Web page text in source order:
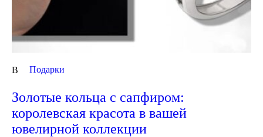
В Подарки
Золотые кольца с сапфиром:
королевская красота в вашей
ювелирной коллекции